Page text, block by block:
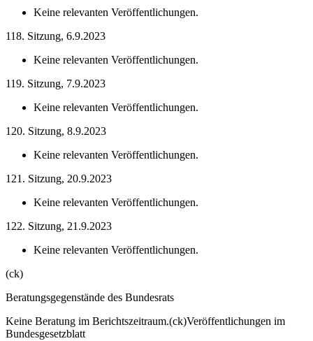
Keine relevanten Veröffentlichungen.
118. Sitzung, 6.9.2023
Keine relevanten Veröffentlichungen.
119. Sitzung, 7.9.2023
Keine relevanten Veröffentlichungen.
120. Sitzung, 8.9.2023
Keine relevanten Veröffentlichungen.
121. Sitzung, 20.9.2023
Keine relevanten Veröffentlichungen.
122. Sitzung, 21.9.2023
Keine relevanten Veröffentlichungen.
(ck)
Beratungsgegenstände des Bundesrats
Keine Beratung im Berichtszeitraum.(ck)Veröffentlichungen im
Bundesgesetzblatt